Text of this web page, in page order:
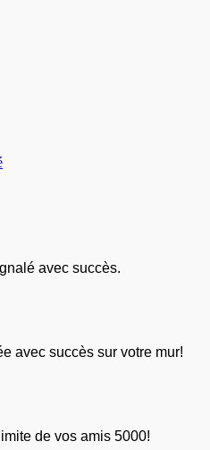
avec succès.
avec succès sur votre mur!
de vos amis 5000!